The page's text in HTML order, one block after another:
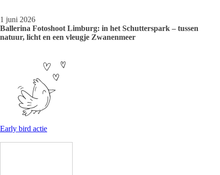
1 juni 2026
Ballerina Fotoshoot Limburg: in het Schutterspark – tussen
natuur, licht en een vleugje Zwanenmeer
Early bird actie